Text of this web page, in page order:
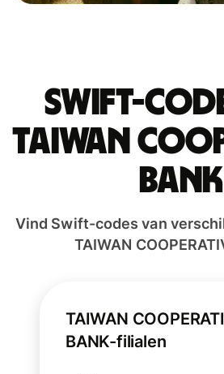
Swift-
TAIWAN
BANK
Vind Swift-codes van
TAIWAN
TAIWAN
BANK-filialen